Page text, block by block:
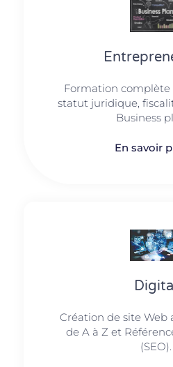
Formation complète
statut juridique,
Business
En savoir
Création de site Web
de A à Z et
(SEO).